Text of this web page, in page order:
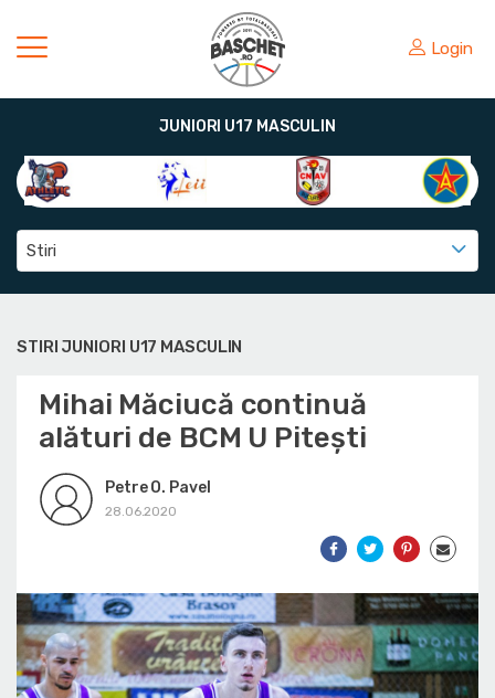
Login
JUNIORI U17 MASCULIN
Stiri
STIRI JUNIORI U17 MASCULIN
Mihai Măciucă continuă
alături de BCM U Pitești
Petre O. Pavel
28.06.2020